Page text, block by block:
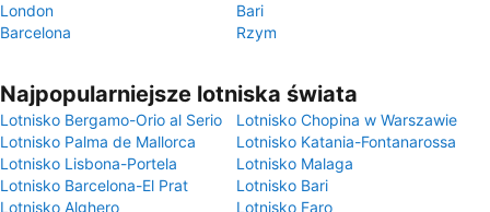
London
Bari
Barcelona
Rzym
Najpopularniejsze lotniska świata
Lotnisko Bergamo-Orio al Serio
Lotnisko Chopina w Warszawie
Lotnisko Palma de Mallorca
Lotnisko Katania-Fontanarossa
Lotnisko Lisbona-Portela
Lotnisko Malaga
Lotnisko Barcelona-El Prat
Lotnisko Bari
Lotnisko Alghero
Lotnisko Faro